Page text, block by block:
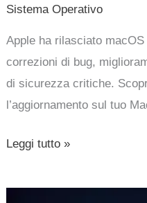
Sistema Operativo
Apple ha rilasciato
correzioni di bug,
di sicurezza critiche.
l’aggiornamento sul tuo
Leggi tutto »